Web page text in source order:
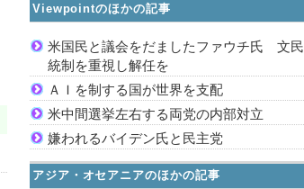
Viewpointのほかの記事
米国民と議会をだましたファウチ氏 文民
統制を重視し解任を
ＡＩを制する国が世界を支配
米中間選挙左右する両党の内部対立
嫌われるバイデン氏と民主党
アジア・オセアニアのほかの記事